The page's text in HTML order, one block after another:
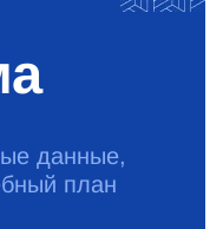
данные,
план